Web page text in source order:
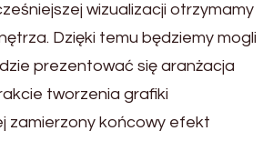
wizualizacji otrzymamy
Dzięki temu będziemy mogli
prezentować się aranżacja
tworzenia grafiki
zamierzony końcowy efekt